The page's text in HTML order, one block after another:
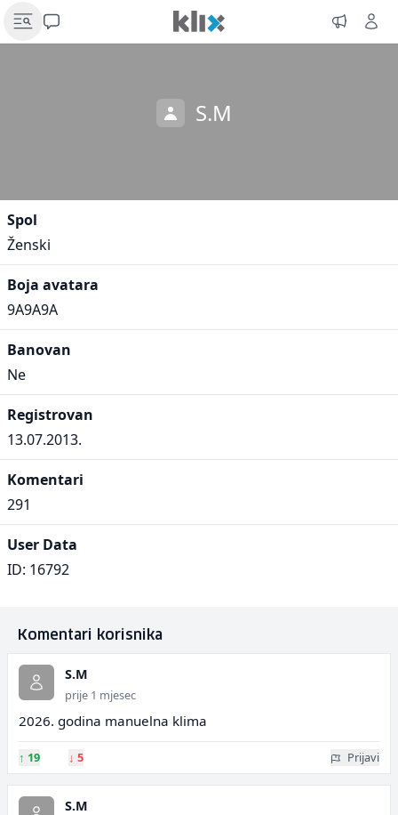
S.M
Spol
Ženski
Boja avatara
9A9A9A
Banovan
Ne
Registrovan
13.07.2013.
Komentari
291
User Data
ID: 16792
Komentari korisnika
S.M
prije 1 mjesec
2026. godina manuelna klima
↑ 19 ↓ 5 Prijavi
S.M